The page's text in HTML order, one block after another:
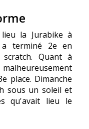
la Jurabike à
a terminé 2e en
Quant à
place. Dimanche
sous un soleil et
qu'avait lieu le